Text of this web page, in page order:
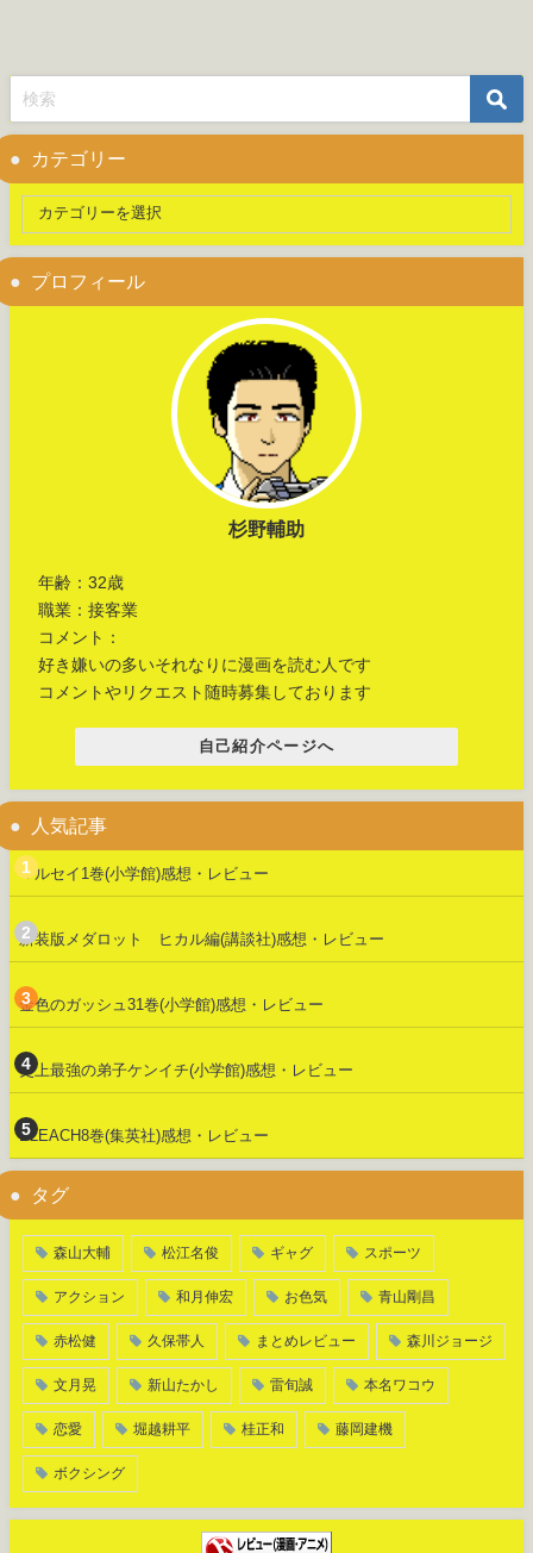
カテゴリー
プロフィール
杉野輔助
年齢：32歳
職業：接客業
コメント：
好き嫌いの多いそれなりに漫画を読む人です
コメントやリクエスト随時募集しております
自己紹介ページへ
人気記事
マルセイ1巻(小学館)感想・レビュー
新装版メダロット ヒカル編(講談社)感想・レビュー
金色のガッシュ31巻(小学館)感想・レビュー
史上最強の弟子ケンイチ(小学館)感想・レビュー
BLEACH8巻(集英社)感想・レビュー
タグ
森山大輔 松江名俊 ギャグ スポーツ
アクション 和月伸宏 お色気 青山剛昌
赤松健 久保帯人 まとめレビュー 森川ジョージ
文月晃 新山たかし 雷旬誠 本名ワコウ
恋愛 堀越耕平 桂正和 藤岡建機
ボクシング